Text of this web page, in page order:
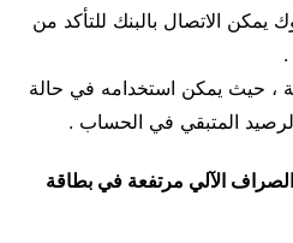
الاتصال بالبنك للتأكد من
.
، حيث يمكن استخدامه في حالة
المتبقي في الحساب .
الآلي مرتفعة في بطاقة